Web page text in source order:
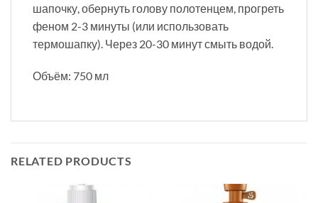
шапочку, обернуть голову полотенцем, прогреть
феном 2-3 минуты (или использовать
термошапку). Через 20-30 минут смыть водой.
Объём: 750 мл
RELATED PRODUCTS